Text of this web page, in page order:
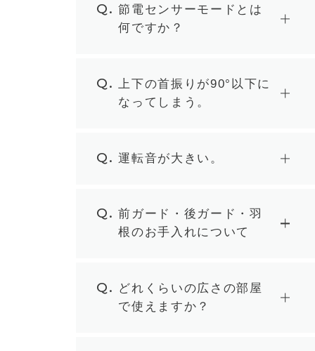
Q. 節電センサーモードとは
何ですか？
Q. 上下の首振りが90°以下に
なってしまう。
Q. 運転音が大きい。
Q. 前ガード・後ガード・羽
根のお手入れについて
Q. どれくらいの広さの部屋
で使えますか？